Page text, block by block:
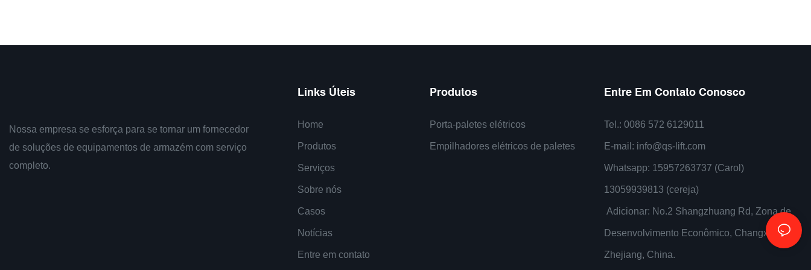
manobra o tornam ideal para espaços
CA garante uma operação suave e potente,
ergonômicos garantem uma operação
confortável e intuitiva para o usuário
de usar, oferece manobrabilidade perfeita e
programáveis ​​e sistema anti-roll back,
processos de manuseio de materiais
O carro adota o conceito de design de
carro uma nova aparência angular.
A alça e a roda de apoio podem ser
desmontadas rapidamente, o motor
hidráulico é integrado, fácil de usar e
manter, e todo o corpo é equipado com
uma tampa metálica para evitar danos por
Nossa empresa se esforça para se tornar um fornecedor
de soluções de equipamentos de armazém com serviço
completo.
Links Úteis
Home
Produtos
Serviços
Sobre nós
Casos
Notícias
Entre em contato
Produtos
Porta-paletes elétricos
Empilhadores elétricos de paletes
Entre Em Contato Conosco
Tel.: 0086 572 6129011
E-mail: info@qs-lift.com
Whatsapp: 15957263737 (Carol)
13059939813 (cereja)
Adicionar: No.2 Shangzhuang Rd, Zona de
Desenvolvimento Econômico, Changxing,
Zhejiang, China.